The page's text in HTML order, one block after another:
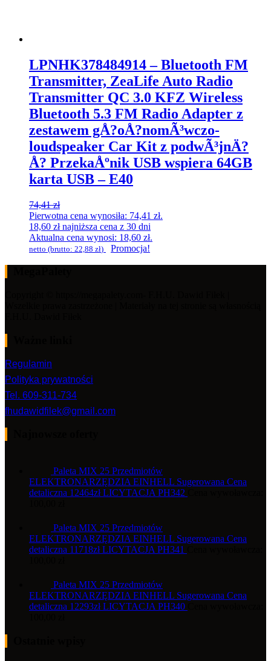
LPNHK378484914 – Bluetooth FM
Transmitter, ZeaLife Auto Radio
Transmitter QC 3.0 KFZ Wireless
Bluetooth 5.3 FM Radio Adapter z
zestawem gÅ?oÅ?nomÃ³wczo-
loudspeaker Car Kit z podwÃ³jnÄ?
Å? PrzekaÅºnik USB wspiera 64GB
karta USB – E40
74,41zł
Pierwotna cena wynosiła: 74,41 zł.
18,60 złnajniższa cena z 30 dni
Aktualna cena wynosi: 18,60 zł.
netto (brutto: 22,88 zł) Promocja!
Regulamin
Polityka prywatności
Tel. 609-311-734
fhudawidfilek@gmail.com
Paleta MIX 25 Przedmiotów
ELEKTRONARZĘDZIA EINHELL Sugerowana Cena
detaliczna 12464zł LICYTACJA PH342
Paleta MIX 25 Przedmiotów
ELEKTRONARZĘDZIA EINHELL Sugerowana Cena
detaliczna 11718zł LICYTACJA PH341
Paleta MIX 25 Przedmiotów
ELEKTRONARZĘDZIA EINHELL Sugerowana Cena
detaliczna 12293zł LICYTACJA PH340